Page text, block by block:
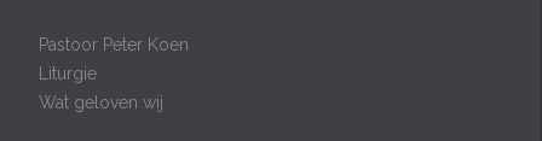
Pastoor Peter Koen
Liturgie
Wat geloven wij